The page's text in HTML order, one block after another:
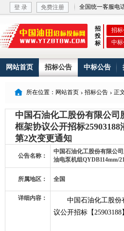
登 录 免费注册 全国统一客服电
招
投
标
招
中
网站首页 招标公告 中标公告
 所在位置：网站首页  招标公告  正
中国石油化工股份有限公司
框架协议公开招标
第2次变更通知
公告名称：
中国石油化工股份有限公
油电泵机组QYDB114mm/
所属地区： 全国
详细内容：
中国石油化工股份
议公开招标【